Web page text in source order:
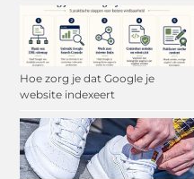
Hoe zorg je dat Google je
website indexeert